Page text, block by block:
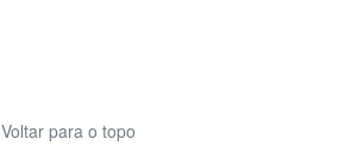
Voltar para o topo